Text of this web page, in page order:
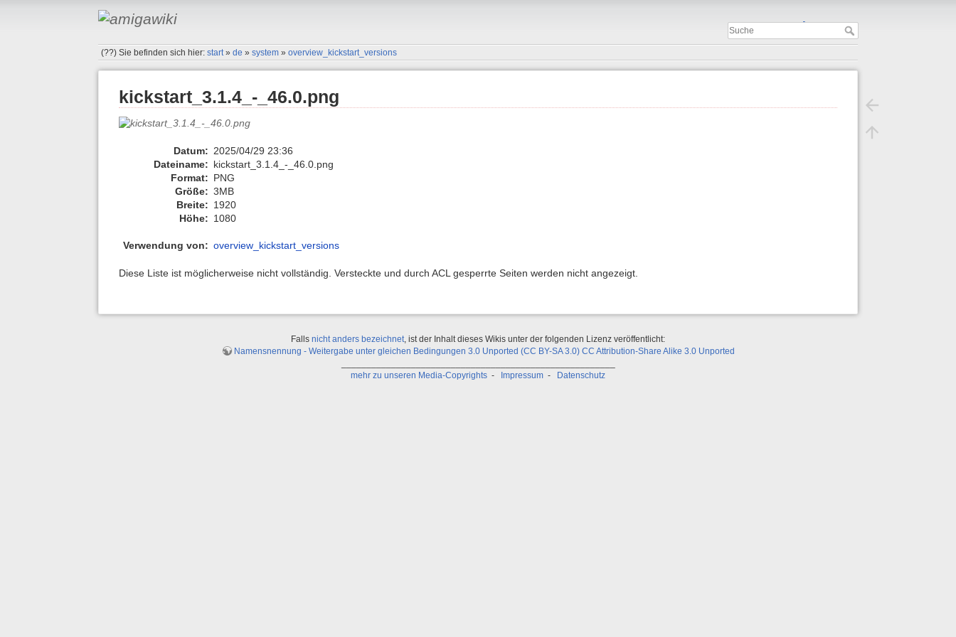
Important
(??)Sie befinden sich hier:start »de »system »overview_kickstart_versions
kickstart_3.1.4_-_46.0.png
Datum: 2025/04/29 23:36
Dateiname: kickstart_3.1.4_-_46.0.png
Format: PNG
Größe: 3MB
Breite: 1920
Höhe: 1080
Verwendung von: overview_kickstart_versions
Diese Liste ist möglicherweise nicht vollständig. Versteckte und durch ACL gesperrte Seiten werden nicht angezeigt.
Falls nicht anders bezeichnet, ist der Inhalt dieses Wikis unter der folgenden Lizenz veröffentlicht:
Namensnennung - Weitergabe unter gleichen Bedingungen 3.0 Unported (CC BY-SA 3.0) CC Attribution-Share Alike 3.0 Unported
mehr zu unseren Media-Copyrights - Impressum - Datenschutz